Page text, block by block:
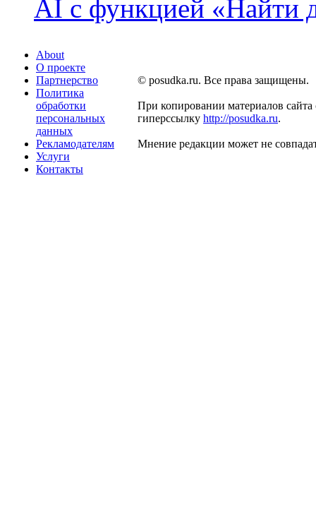
AI с функцией «Найти
About
О проекте
Партнерство
Политика
обработки
персональных
данных
Рекламодателям
Услуги
Контакты
© posudka.ru. Все права защищены.
При копировании материалов сайта
гиперссылку http://posudka.ru.
Мнение редакции может не